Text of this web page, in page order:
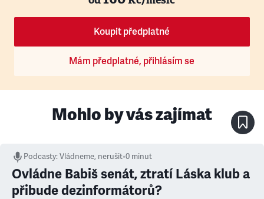
Koupit předplatné
Mám předplatné, přihlásím se
Mohlo by vás zajímat
Podcasty:Vládneme, nerušit•0 minut
Ovládne Babiš senát, ztratí Láska klub a
přibude dezinformátorů?